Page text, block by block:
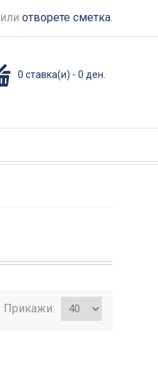
или отворете сметка.
0 ставка(и) - 0 ден.
Прикажи: